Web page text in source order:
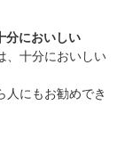
分においしい
、十分においしい
人にもお勧めでき